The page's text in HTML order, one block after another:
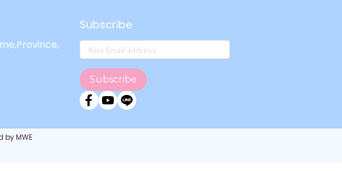
Subscribe
Subscribe
by MWE